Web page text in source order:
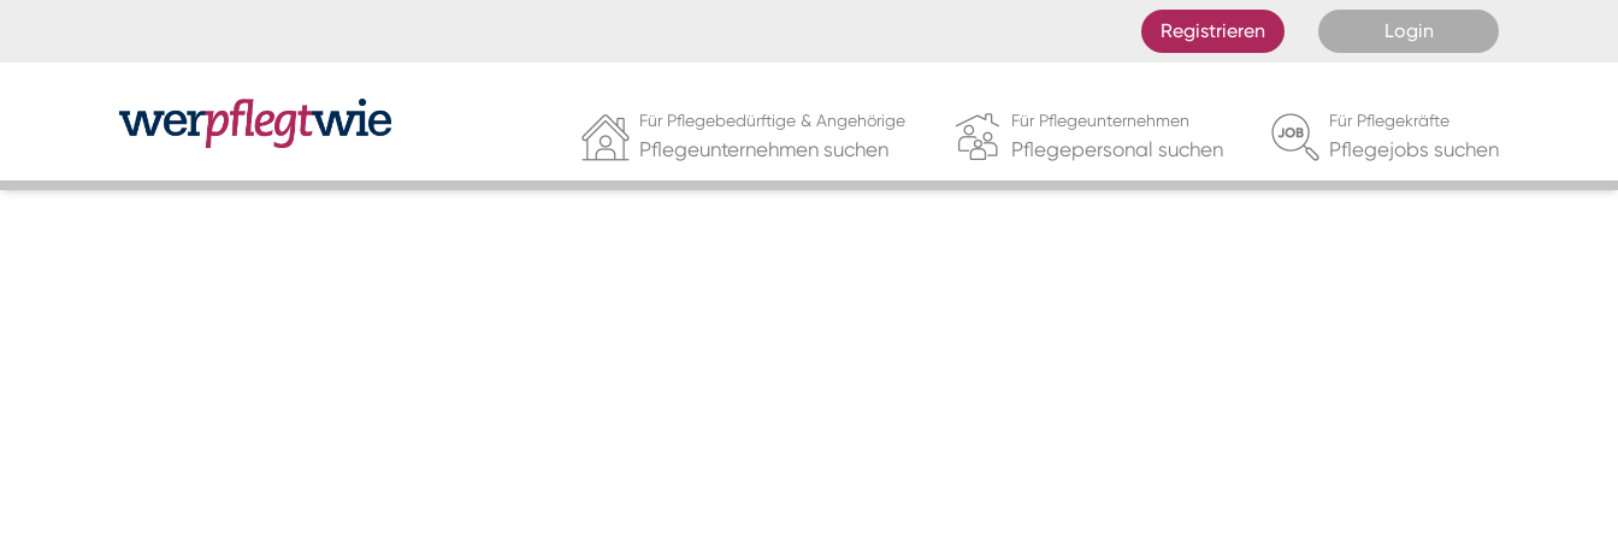
Registrieren Login
Für Pflegebedürftige & Angehörige
Pflegeunternehmen suchen
Für Pflegeunternehmen
Pflegepersonal suchen
Für Pflegekräfte
Pflegejobs suchen